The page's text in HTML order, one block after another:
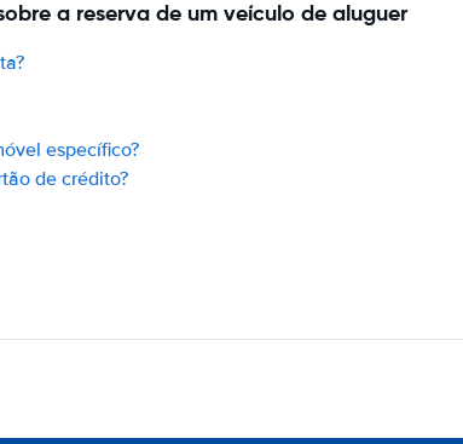
a reserva de um veículo de aluguer
específico?
de crédito?